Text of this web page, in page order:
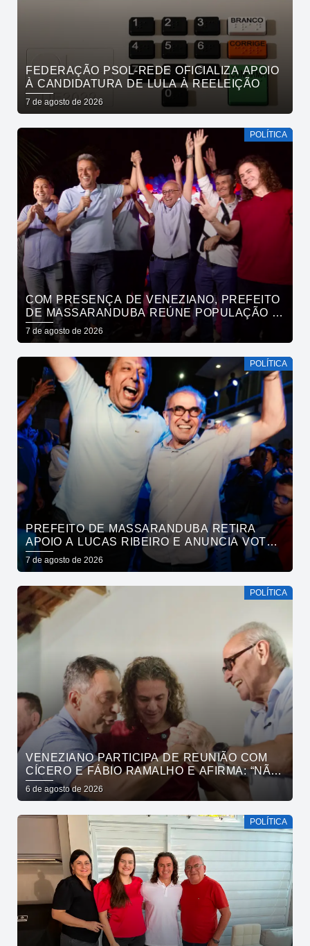
FEDERAÇÃO PSOL-REDE OFICIALIZA APOIO
À CANDIDATURA DE LULA À REELEIÇÃO
7 de agosto de 2026
POLÍTICA
COM PRESENÇA DE VENEZIANO, PREFEITO
DE MASSARANDUBA REÚNE POPULAÇÃO E
ANUNCIA APOIO A CÍCERO LUCENA
7 de agosto de 2026
POLÍTICA
PREFEITO DE MASSARANDUBA RETIRA
APOIO A LUCAS RIBEIRO E ANUNCIA VOTO
EM CÍCERO PARA O GOVERNO
7 de agosto de 2026
POLÍTICA
VENEZIANO PARTICIPA DE REUNIÃO COM
CÍCERO E FÁBIO RAMALHO E AFIRMA: “NÃO
ESTAMOS COMPRANDO CONSCIÊNCIAS,
MAS MOSTRANDO TRABALHO
6 de agosto de 2026
POLÍTICA